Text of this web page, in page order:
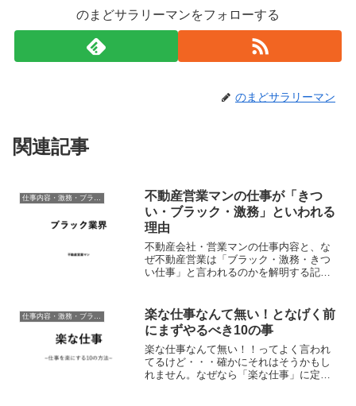
のまどサラリーマンをフォローする
のまどサラリーマン
関連記事
不動産営業マンの仕事が「きつ
い・ブラック・激務」といわれる
理由
不動産会社・営業マンの仕事内容と、な
ぜ不動産営業は「ブラック・激務・きつ
い仕事」と言われるのかを解明する記
ンって激務ランキングの上位にいるけ
ど、なんでそんなに忙しいの...
仕事内容・激務・ブラック度
楽な仕事なんて無い！となげく前
にまずやるべき10の事
楽な仕事なんて無い！！ってよく言われ
てるけど・・・確かにそれはそうかもし
れません。なぜなら「楽な仕事」に定義